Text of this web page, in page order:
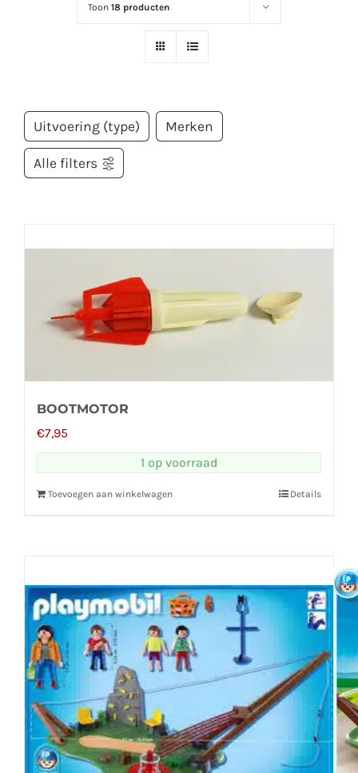
Toon18 producten
Uitvoering (type) Merken
Alle filters
BOOTMOTOR
€7,95
1 op voorraad
Toevoegen aan winkelwagen Details